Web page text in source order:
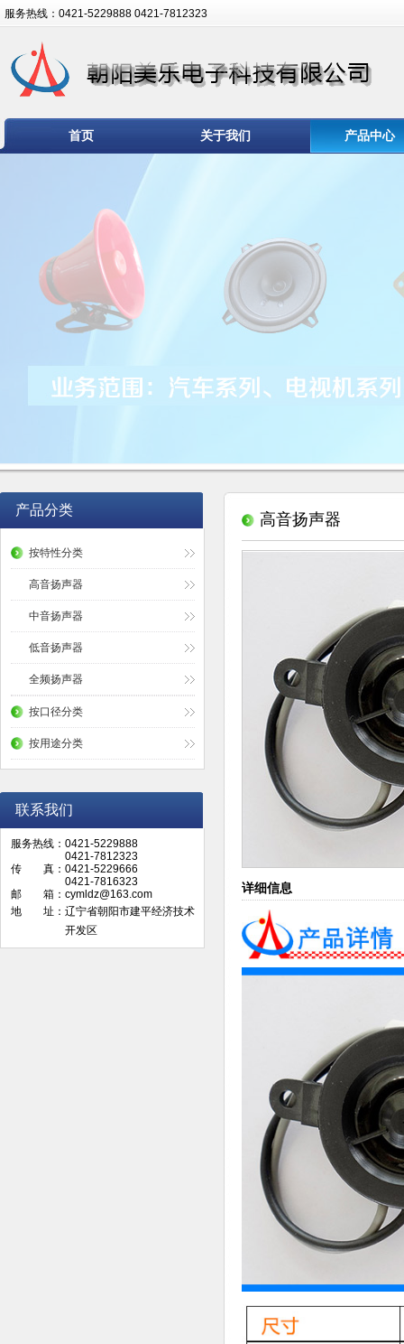
服务热线：0421-5229888 0421-7812323
首页 关于我们 产品中心
产品分类
按特性分类
高音扬声器
中音扬声器
低音扬声器
全频扬声器
按口径分类
按用途分类
联系我们
服务热线：0421-5229888
0421-7812323
传 真：0421-5229666
0421-7816323
邮 箱：cymldz@163.com
地 址：辽宁省朝阳市建平经济技术
开发区
高音扬声器
详细信息